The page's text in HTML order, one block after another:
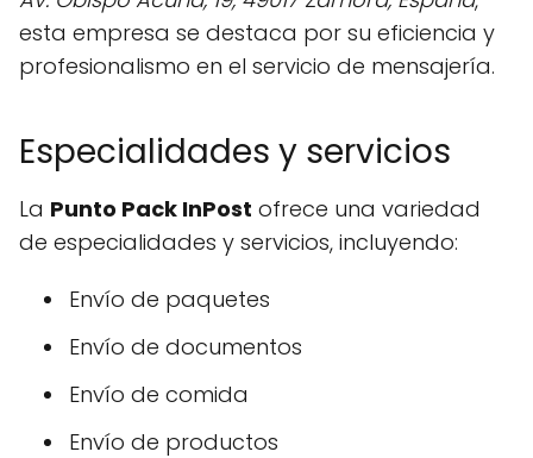
esta empresa se destaca por su eficiencia y
profesionalismo en el servicio de mensajería.
Especialidades y servicios
La Punto Pack InPost ofrece una variedad
de especialidades y servicios, incluyendo:
Envío de paquetes
Envío de documentos
Envío de comida
Envío de productos